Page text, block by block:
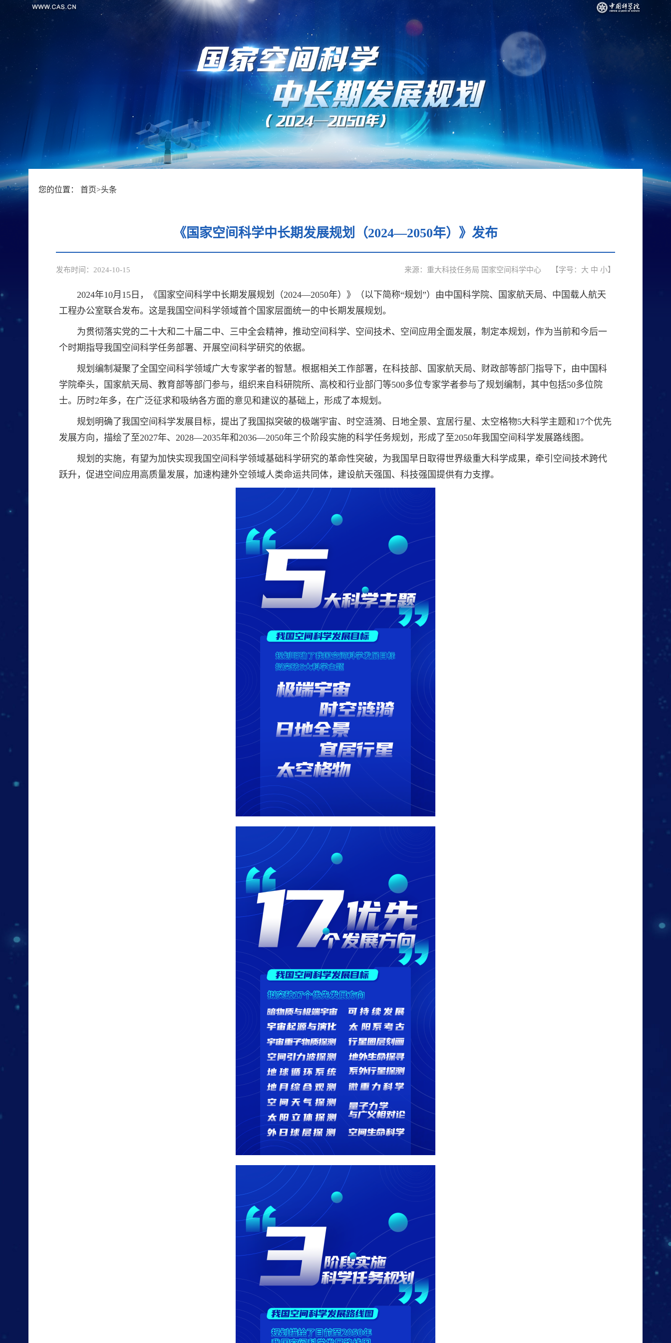
您的位置： 首页>头条
《国家空间科学中长期发展规划（2024—2050年）》发布
发布时间：2024-10-15 来源：重大科技任务局 国家空间科学中心 【字号： 大 中 小】
2024年10月15日，《国家空间科学中长期发展规划（2024—2050年）》（以下简称“规划”）由中国科学院、国家航天局、中国载人航天
工程办公室联合发布。这是我国空间科学领域首个国家层面统一的中长期发展规划。
为贯彻落实党的二十大和二十届二中、三中全会精神，推动空间科学、空间技术、空间应用全面发展，制定本规划，作为当前和今后一
个时期指导我国空间科学任务部署、开展空间科学研究的依据。
规划编制凝聚了全国空间科学领域广大专家学者的智慧。根据相关工作部署，在科技部、国家航天局、财政部等部门指导下，由中国科
学院牵头，国家航天局、教育部等部门参与，组织来自科研院所、高校和行业部门等500多位专家学者参与了规划编制，其中包括50多位院
士。历时2年多，在广泛征求和吸纳各方面的意见和建议的基础上，形成了本规划。
规划明确了我国空间科学发展目标，提出了我国拟突破的极端宇宙、时空涟漪、日地全景、宜居行星、太空格物5大科学主题和17个优先
发展方向，描绘了至2027年、2028—2035年和2036—2050年三个阶段实施的科学任务规划，形成了至2050年我国空间科学发展路线图。
规划的实施，有望为加快实现我国空间科学领域基础科学研究的革命性突破，为我国早日取得世界级重大科学成果，牵引空间技术跨代
跃升，促进空间应用高质量发展，加速构建外空领域人类命运共同体，建设航天强国、科技强国提供有力支撑。